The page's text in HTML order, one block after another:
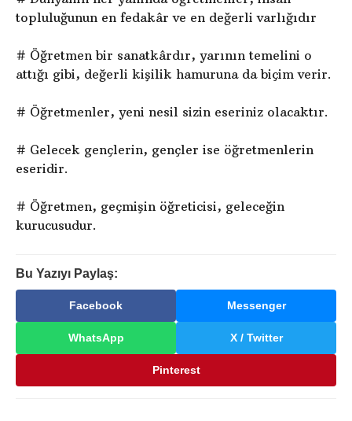
topluluğunun en fedakâr ve en değerli varlığıdır
# Öğretmen bir sanatkârdır, yarının temelini o
attığı gibi, değerli kişilik hamuruna da biçim verir.
# Öğretmenler, yeni nesil sizin eseriniz olacaktır.
# Gelecek gençlerin, gençler ise öğretmenlerin
eseridir.
# Öğretmen, geçmişin öğreticisi, geleceğin
kurucusudur.
Bu Yazıyı Paylaş:
Facebook Messenger
WhatsApp X / Twitter
Pinterest